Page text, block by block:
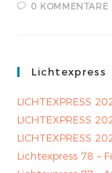
0 KOMMENTARE
Lichtexpress
LICHTEXPRESS
LICHTEXPRESS
LICHTEXPRESS
Lichtexpress 78 –